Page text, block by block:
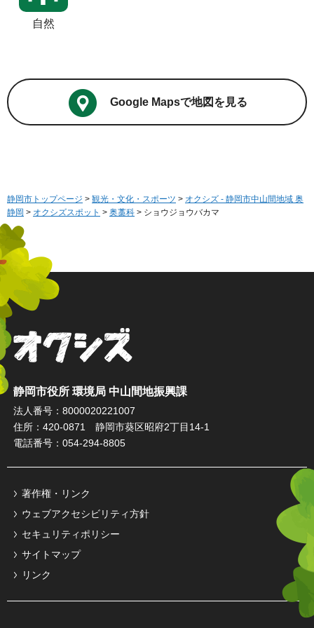
自然
Google Mapsで地図を見る
静岡市トップページ > 観光・文化・スポーツ > オクシズ - 静岡市中山間地域 奥
静岡 > オクシズスポット > 奥藁科 > ショウジョウバカマ
静岡市役所 環境局 中山間地振興課
法人番号：8000020221007
住所：420-0871 静岡市葵区昭府2丁目14-1
電話番号：054-294-8805
著作権・リンク
ウェブアクセシビリティ方針
セキュリティポリシー
サイトマップ
リンク